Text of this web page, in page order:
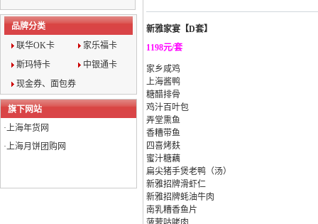
品牌分类
联华OK卡
家乐福卡
斯玛特卡
中银通卡
现金券、面包券
旗下网站
·上海年货网
·上海月饼团购网
新雅家宴【D套】
1198元/套
家乡咸鸡
上海酱鸭
糖醋排骨
鸡汁百叶包
弄堂熏鱼
香糟带鱼
四喜烤麸
蜜汁糖藕
扁尖猪手煲老鸭（汤）
新雅招牌滑虾仁
新雅招牌蚝油牛肉
南乳糟香鱼片